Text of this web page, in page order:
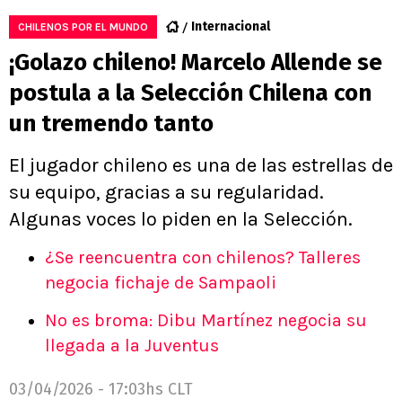
CHILENOS POR EL MUNDO Internacional
¡Golazo chileno! Marcelo Allende se
postula a la Selección Chilena con
un tremendo tanto
El jugador chileno es una de las estrellas de
su equipo, gracias a su regularidad.
Algunas voces lo piden en la Selección.
¿Se reencuentra con chilenos? Talleres
negocia fichaje de Sampaoli
No es broma: Dibu Martínez negocia su
llegada a la Juventus
03/04/2026 - 17:03hs CLT